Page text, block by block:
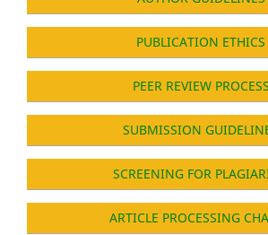
PUBLICATION ETHICS
PEER REVIEW PROCESS
SUBMISSION
SCREENING FOR
ARTICLE PROCESSING